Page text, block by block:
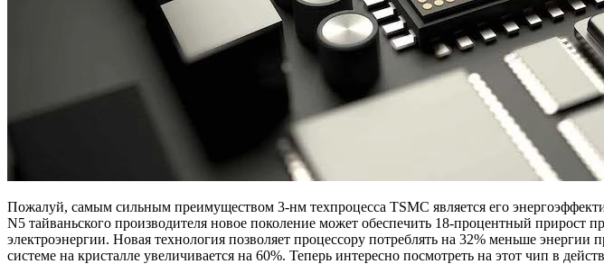
Пожалуй, самым сильным преимуществом 3-нм техпроцесса TSMC является его
N5 тайваньского производителя новое поколение может обеспечить 18-процентный
электроэнергии. Новая технология позволяет процессору потреблять на 32% меньше
системе на кристалле увеличивается на 60%. Теперь интересно посмотреть на этот чип в